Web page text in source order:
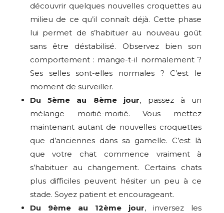
découvrir quelques nouvelles croquettes au
milieu de ce qu’il connaît déjà. Cette phase
lui permet de s’habituer au nouveau goût
sans être déstabilisé. Observez bien son
comportement : mange-t-il normalement ?
Ses selles sont-elles normales ? C’est le
moment de surveiller.
Du 5ème au 8ème jour, passez à un
mélange moitié-moitié. Vous mettez
maintenant autant de nouvelles croquettes
que d’anciennes dans sa gamelle. C’est là
que votre chat commence vraiment à
s’habituer au changement. Certains chats
plus difficiles peuvent hésiter un peu à ce
stade. Soyez patient et encourageant.
Du 9ème au 12ème jour, inversez les